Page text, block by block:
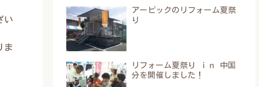
い
ま
アービックのリフォーム夏祭
り
リフォーム夏祭り ｉｎ 中国
分を開催しました！